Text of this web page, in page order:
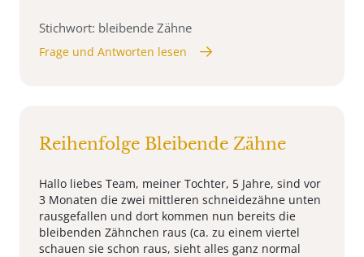
Stichwort: bleibende Zähne
Frage und Antworten lesen
Reihenfolge Bleibende Zähne
Hallo liebes Team, meiner Tochter, 5 Jahre, sind vor
3 Monaten die zwei mittleren schneidezähne unten
rausgefallen und dort kommen nun bereits die
bleibenden Zähnchen raus (ca. zu einem viertel
schauen sie schon raus, sieht alles ganz normal